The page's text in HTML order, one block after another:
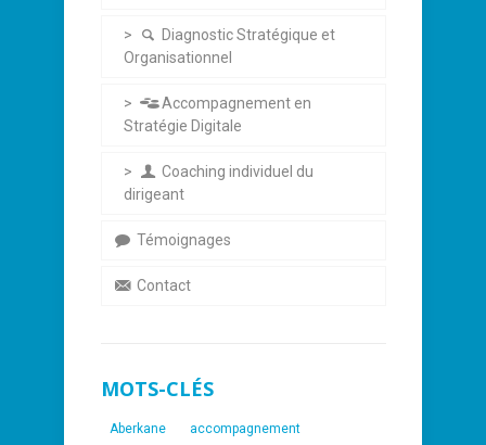
Diagnostic Stratégique et
Organisationnel
Accompagnement en
Stratégie Digitale
Coaching individuel du
dirigeant
Témoignages
Contact
MOTS-CLÉS
Aberkane accompagnement